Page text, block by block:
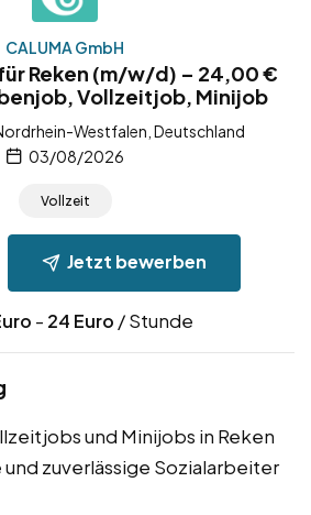
CALUMA GmbH
Reken (m/w/d) – 24,00 €
Vollzeitjob, Minijob
Westfalen, Deutschland
03/08/2026
Vollzeit
Jetzt bewerben
- 24 Euro / Stunde
und Minijobs in Reken
zuverlässige Sozialarbeiter